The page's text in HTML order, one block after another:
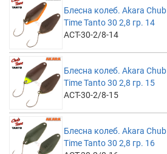
Блесна колеб. Akara Chub
Time Tanto 30 2,8 гр. 14
ACT-30-2/8-14
Блесна колеб. Akara Chub
Time Tanto 30 2,8 гр. 15
ACT-30-2/8-15
Блесна колеб. Akara Chub
Time Tanto 30 2,8 гр. 16